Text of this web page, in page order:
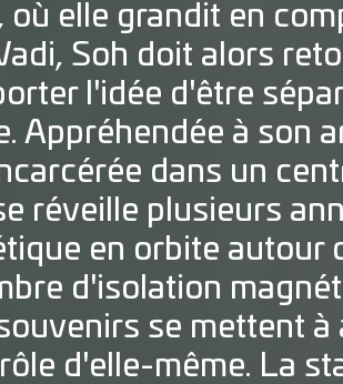
où elle grandit en
Soh doit alors
l'idée d'être
Appréhendée à son
dans un
réveille plusieurs
en orbite autour
d'isolation
se mettent
d'elle-même. La